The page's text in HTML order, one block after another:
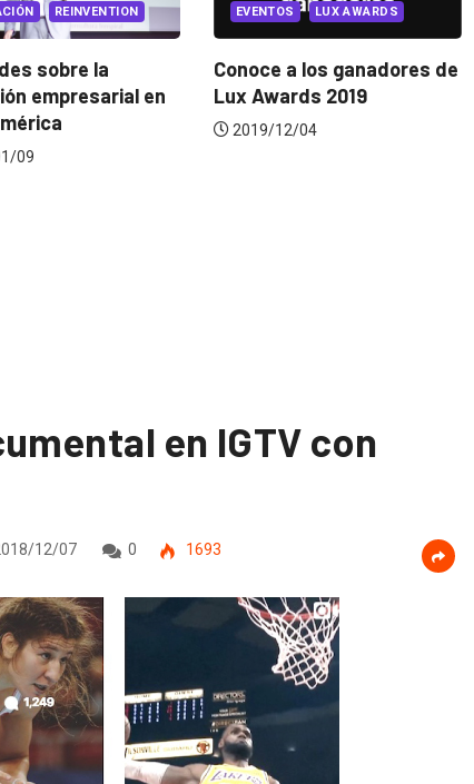
EVENTOS LUX AWARDS
Conoce a los ganadores de
Lux Awards 2019
2019/12/04
MARKETING
Arriba Mi Ecuador,
identidad sonora
en IGTV con
12/07 0 1693